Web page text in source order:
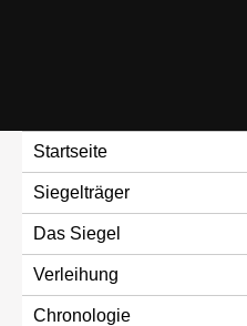
Startseite
Siegelträger
Das Siegel
Verleihung
Chronologie